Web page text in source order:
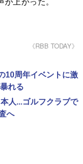
《RBB TODAY》
10周年イベントに激
れる
人...ゴルフクラブで
へ